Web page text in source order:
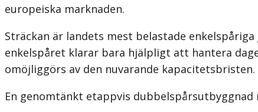
europeiska marknaden.
Sträckan är landets mest belastade
enkelspåret klarar bara hjälpligt att hantera
omöjliggörs av den nuvarande kapacitetsbristen.
En genomtänkt etappvis